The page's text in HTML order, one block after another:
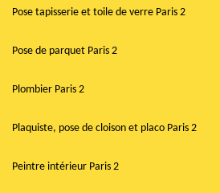
Pose tapisserie et toile de verre Paris 2
Pose de parquet Paris 2
Plombier Paris 2
Plaquiste, pose de cloison et placo Paris 2
Peintre intérieur Paris 2